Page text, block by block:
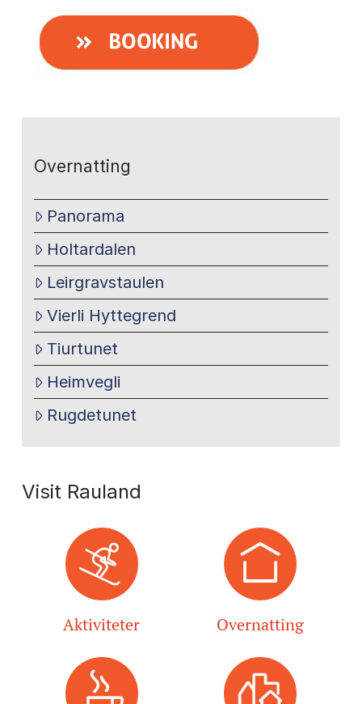
Overnatting
Panorama
Holtardalen
Leirgravstaulen
Vierli Hyttegrend
Tiurtunet
Heimvegli
Rugdetunet
Visit Rauland
Aktiviteter Overnatting